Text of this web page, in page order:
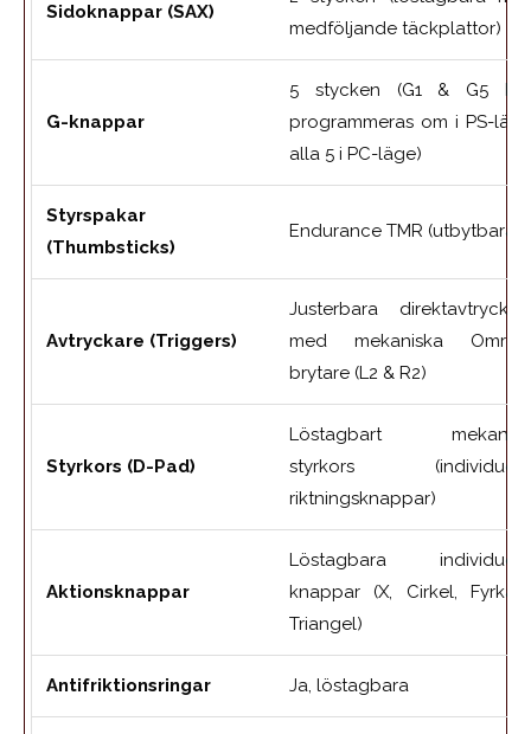
Sidoknappar (SAX)
medföljande täckplattor)
G-knappar
5 stycken (G1 & G5
programmeras om i PS-
alla 5 i PC-läge)
Styrspakar
(Thumbsticks)
Endurance TMR (utbytbara)
Avtryckare (Triggers)
Justerbara
med mekaniska
brytare (L2 & R2)
Styrkors (D-Pad)
Löstagbart
styrkors
riktningsknappar)
Aktionsknappar
Löstagbara
knappar (X, Cirkel,
Triangel)
Antifriktionsringar Ja, löstagbara